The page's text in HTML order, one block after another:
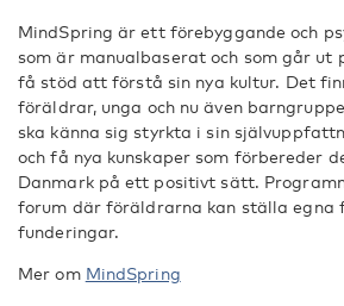
MindSpring är ett förebyggande och
som är manualbaserat och som går
få stöd att förstå sin nya kultur. Det
föräldrar, unga och nu även
ska känna sig styrkta i sin
och få nya kunskaper som förbereder
Danmark på ett positivt sätt.
forum där föräldrarna kan ställa egna
funderingar.
Mer om MindSpring